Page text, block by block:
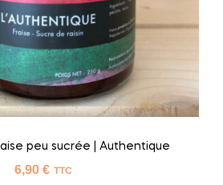
peu sucrée | Authentique
6,90 € TTC